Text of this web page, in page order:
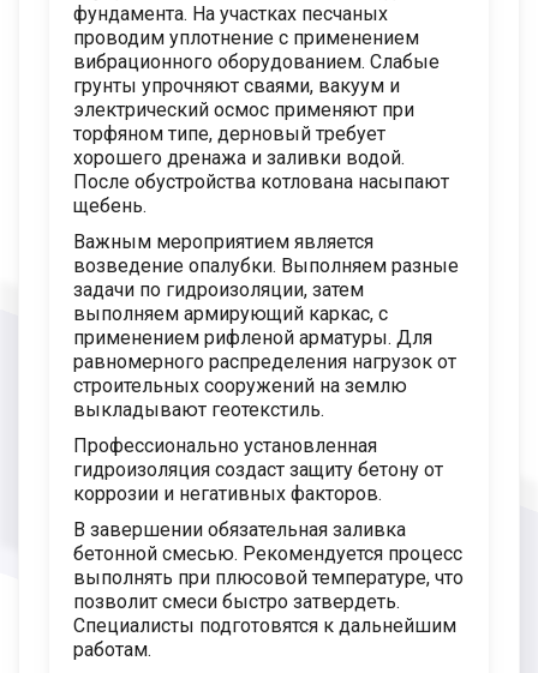
фундамента. На участках песчаных
проводим уплотнение с применением
вибрационного оборудованием. Слабые
грунты упрочняют сваями, вакуум и
электрический осмос применяют при
торфяном типе, дерновый требует
хорошего дренажа и заливки водой.
После обустройства котлована насыпают
щебень.
Важным мероприятием является
возведение опалубки. Выполняем разные
задачи по гидроизоляции, затем
выполняем армирующий каркас, с
применением рифленой арматуры. Для
равномерного распределения нагрузок от
строительных сооружений на землю
выкладывают геотекстиль.
Профессионально установленная
гидроизоляция создаст защиту бетону от
коррозии и негативных факторов.
В завершении обязательная заливка
бетонной смесью. Рекомендуется процесс
выполнять при плюсовой температуре, что
позволит смеси быстро затвердеть.
Специалисты подготовятся к дальнейшим
работам.